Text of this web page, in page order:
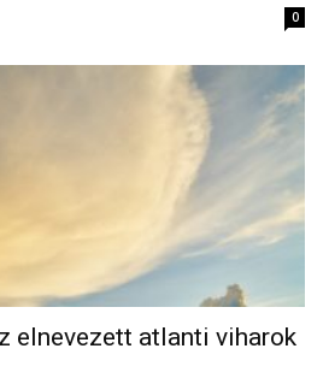
0
elnevezett atlanti viharok